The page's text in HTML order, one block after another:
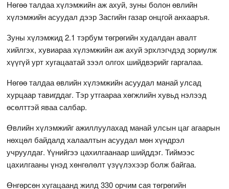
Нөгөө талдаа хүлэмжийн аж ахуй, зуны болон өвлийн
хүлэмжийн асуудал дээр Засгийн газар онцгой анхааръя.
Зуны хүлэмжид 2.1 тэрбум төгрөгийн худалдан авалт
хийлгэх, хувиараа хүлэмжийн аж ахуй эрхлэгчдэд зориулж
хүүгүй урт хугацаатай зээл олгох шийдвэрийг гаргалаа.
Нөгөө талдаа өвлийн хүлэмжийн асуудал манай улсад
хурцаар тавигддаг. Тэр утгаараа хөгжлийн хувьд нэлээд
өсөлттэй яваа салбар.
Өвлийн хүлэмжийг ажиллуулахад манай улсын цаг агаарын
нөхцөл байдалд халаалтын асуудал мөн хүндрэл
учруулдаг. Үүнийгээ цахилгаанаар шийддэг. Тиймээс
цахилгааны үнэд хөнгөлөлт үзүүлэхээр болж байгаа.
Өнгөрсөн хугацаанд жилд 330 орчим сая төгрөгийн